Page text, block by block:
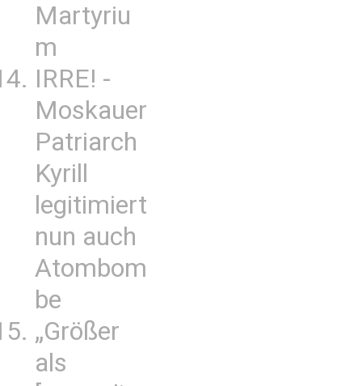
Martyriu
m
IRRE! -
Moskauer
Patriarch
Kyrill
legitimiert
nun auch
Atombom
be
„Größer
als